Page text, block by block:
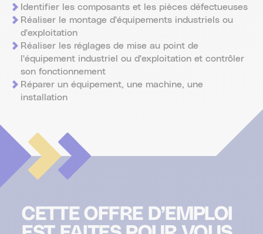
Identifier les composants et les pièces défectueuses
Réaliser le montage d'équipements industriels ou
d'exploitation
Réaliser les réglages de mise au point de
l'équipement industriel ou d'exploitation et contrôler
son fonctionnement
Réparer un équipement, une machine, une
installation
CETTE OFFRE D’EMPLOI